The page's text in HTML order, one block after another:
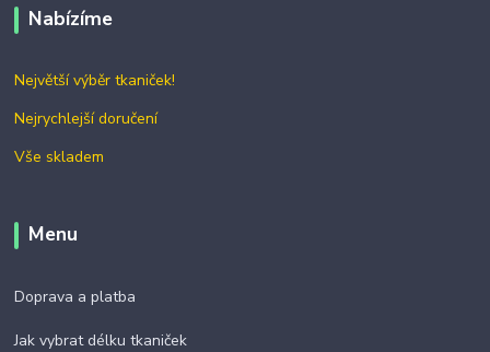
Nabízíme
Největší výběr tkaniček!
Nejrychlejší doručení
Vše skladem
Menu
Doprava a platba
Jak vybrat délku tkaniček